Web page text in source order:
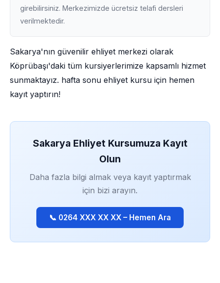
girebilirsiniz. Merkezimizde ücretsiz telafi dersleri
verilmektedir.
Sakarya'nın güvenilir ehliyet merkezi olarak
Köprübaşı'daki tüm kursiyerlerimize kapsamlı hizmet
sunmaktayız. hafta sonu ehliyet kursu için hemen
kayıt yaptırın!
Sakarya Ehliyet Kursumuza Kayıt
Olun
Daha fazla bilgi almak veya kayıt yaptırmak
için bizi arayın.
📞 0264 XXX XX XX – Hemen Ara